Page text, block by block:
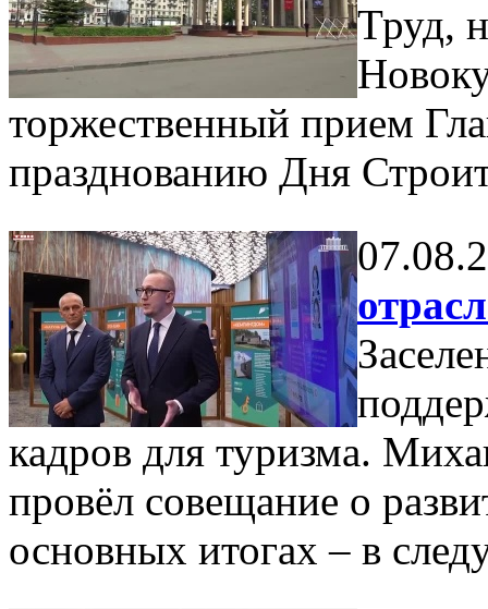
Труд,
торжественный прием
празднованию Дня
кадров для туризма.
провёл совещание о
основных итогах – в